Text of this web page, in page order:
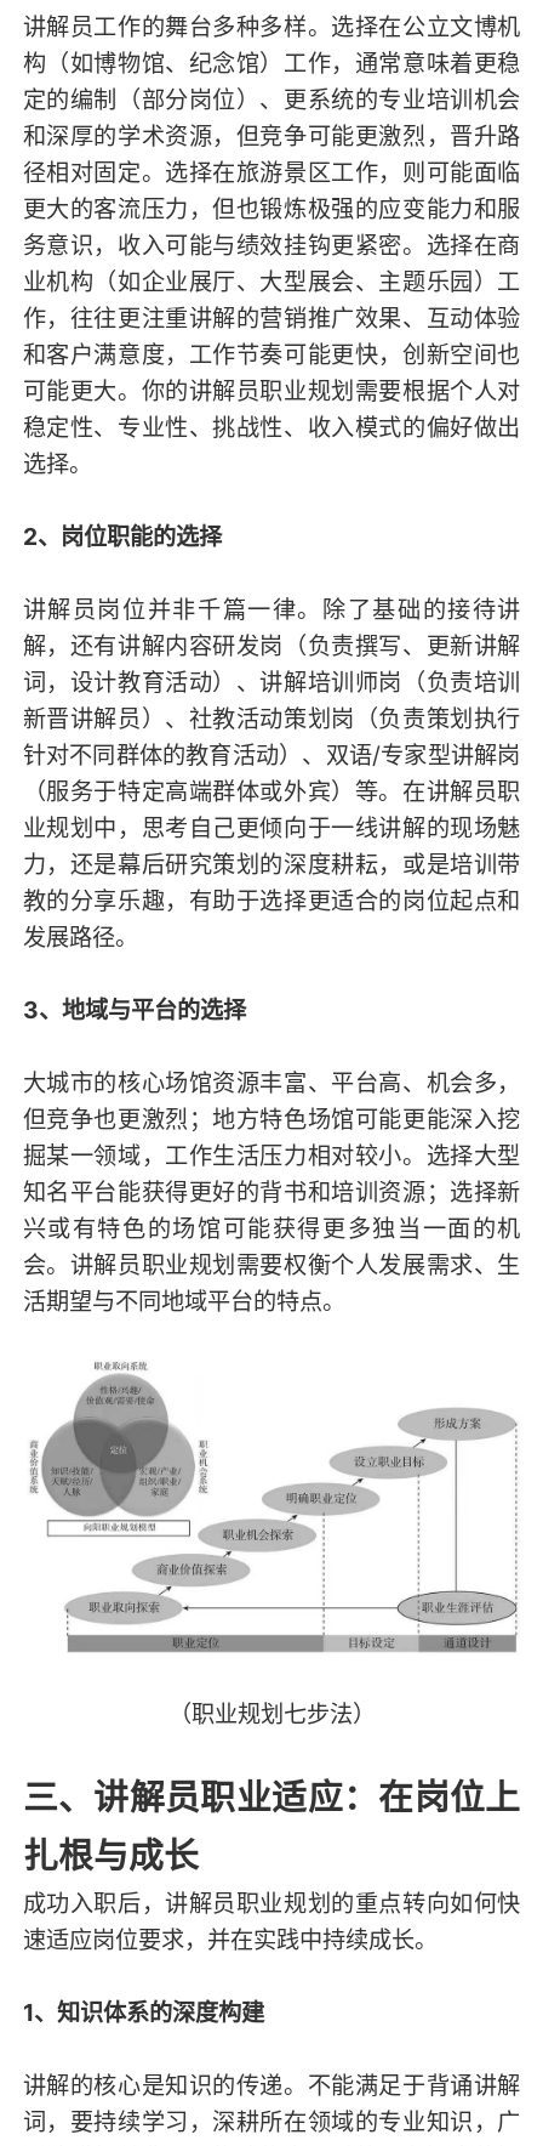
讲解员工作的舞台多种多样。选择在公立文博机
构（如博物馆、纪念馆）工作，通常意味着更稳
定的编制（部分岗位）、更系统的专业培训机会
和深厚的学术资源，但竞争可能更激烈，晋升路
径相对固定。选择在旅游景区工作，则可能面临
更大的客流压力，但也锻炼极强的应变能力和服
务意识，收入可能与绩效挂钩更紧密。选择在商
业机构（如企业展厅、大型展会、主题乐园）工
作，往往更注重讲解的营销推广效果、互动体验
和客户满意度，工作节奏可能更快，创新空间也
可能更大。你的讲解员职业规划需要根据个人对
稳定性、专业性、挑战性、收入模式的偏好做出
选择。
2、岗位职能的选择
讲解员岗位并非千篇一律。除了基础的接待讲
解，还有讲解内容研发岗（负责撰写、更新讲解
词，设计教育活动）、讲解培训师岗（负责培训
新晋讲解员）、社教活动策划岗（负责策划执行
针对不同群体的教育活动）、双语/专家型讲解岗
（服务于特定高端群体或外宾）等。在讲解员职
业规划中，思考自己更倾向于一线讲解的现场魅
力，还是幕后研究策划的深度耕耘，或是培训带
教的分享乐趣，有助于选择更适合的岗位起点和
发展路径。
3、地域与平台的选择
大城市的核心场馆资源丰富、平台高、机会多，
但竞争也更激烈；地方特色场馆可能更能深入挖
掘某一领域，工作生活压力相对较小。选择大型
知名平台能获得更好的背书和培训资源；选择新
兴或有特色的场馆可能获得更多独当一面的机
会。讲解员职业规划需要权衡个人发展需求、生
活期望与不同地域平台的特点。
（职业规划七步法）
三、讲解员职业适应：在岗位上
扎根与成长
成功入职后，讲解员职业规划的重点转向如何快
速适应岗位要求，并在实践中持续成长。
1、知识体系的深度构建
讲解的核心是知识的传递。不能满足于背诵讲解
词，要持续学习，深耕所在领域的专业知识，广